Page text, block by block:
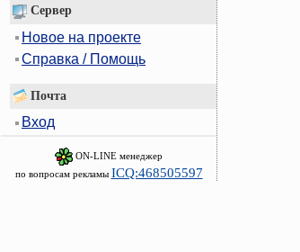
Сервер
Новое на проекте
Справка / Помощь
Почта
Вход
ON-LINE менеджер
по вопросам рекламы ICQ:468505597